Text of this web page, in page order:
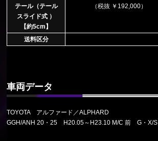
テール（テール
スライド式 ）
【約5cm】
（税抜 ￥192,000）
送料区分
車両データ
TOYOTA アルファード／ALPHARD
GGH/ANH 20・25 H20.05～H23.10 M/C 前 G・X/S